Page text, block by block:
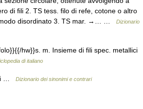
di fili 2. TS tess. filo di refe, cotone o altro
disordinato 3. TS mar. →… …
Dizionario
hw}}s. m. Insieme di fili spec. metallici
di italiano
… Dizionario dei sinonimi e contrari